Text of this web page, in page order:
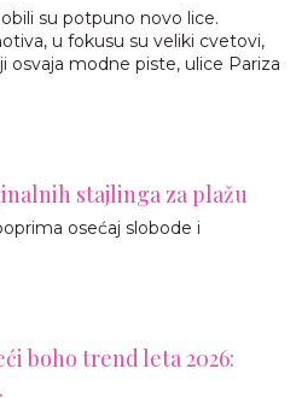
su potpuno novo lice.
u fokusu su veliki cvetovi,
osvaja modne piste, ulice Pariza
stajlinga za plažu
osećaj slobode i
boho trend leta 2026: